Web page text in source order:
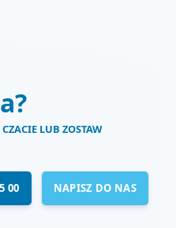
LUB ZOSTAW
00 NAPISZ DO NAS